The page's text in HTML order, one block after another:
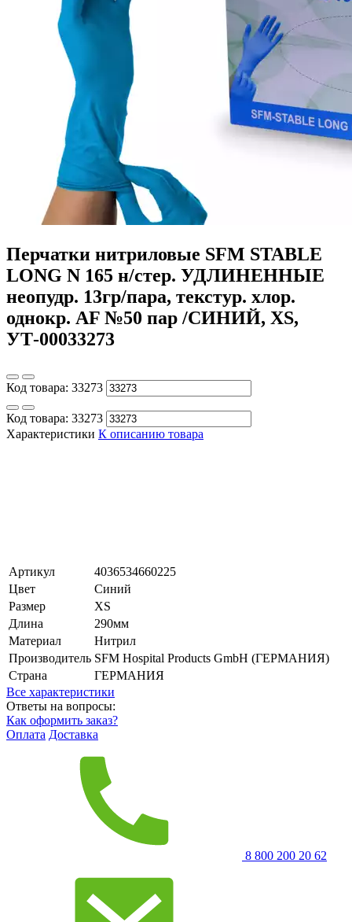
Перчатки нитриловые SFM STABLE
LONG N 165 н/стер. УДЛИНЕННЫЕ
неопудр. 13гр/пара, текстур. хлор.
однокр. AF №50 пар /СИНИЙ, XS,
УТ-00033273
Код товара: 33273
Код товара: 33273
Характеристики К описанию товара
Артикул
4036534660225
Цвет
Синий
Размер
XS
Длина
290мм
Материал
Нитрил
Производитель SFM Hospital Products GmbH (ГЕРМАНИЯ)
Страна
ГЕРМАНИЯ
Все характеристики
Ответы на вопросы:
Как оформить заказ?
Оплата Доставка
8 800 200 20 62